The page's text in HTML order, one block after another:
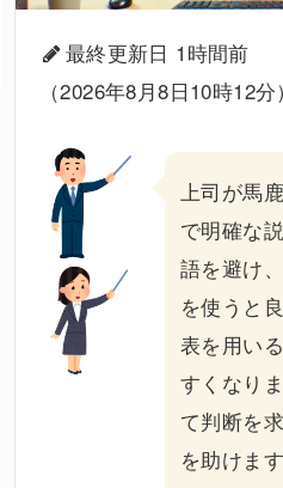
最終更新日 1時間前
（2026年8月8日10時12分）
上司 が馬
で明確な
語を避け
を使うと
表を用い
すくなり
て判断を
を助けます